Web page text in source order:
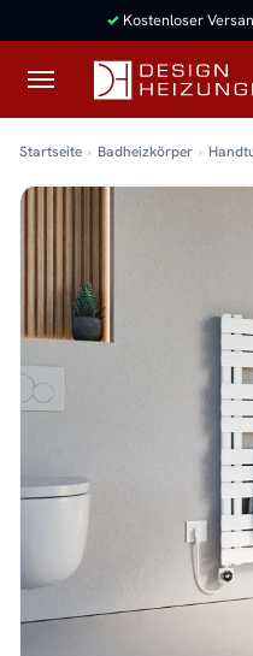
✓ Kostenloser
Startseite Badheizkörper